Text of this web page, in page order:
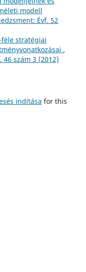
modell
Évf. 52
féle stratégiai
,
szám 3 (2012)
indítása for this